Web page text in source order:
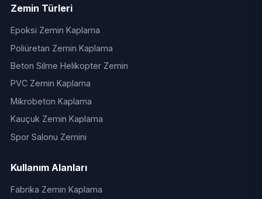
Zemin Türleri
Epoksi Zemin Kaplama
Poliüretan Zemin Kaplama
Beton Silme Helikopter Zemin
PVC Zemin Kaplama
Mikrobeton Kaplama
Kauçuk Zemin Kaplama
Spor Salonu Zemini
Kullanım Alanları
Fabrika Zemin Kaplama